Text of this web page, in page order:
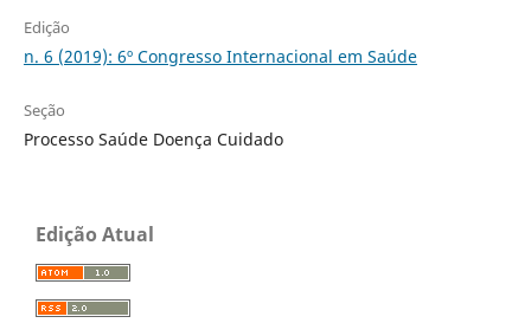
Edição
n. 6 (2019): 6º Congresso Internacional em Saúde
Seção
Processo Saúde Doença Cuidado
Edição Atual